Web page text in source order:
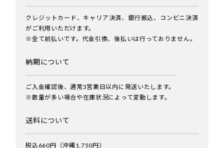
クレジットカード、キャリア決済、銀行振込、コンビニ決済
がご利用いただけます。
※全て前払いです。代金引換、後払いは行っておりません。
納期について
ご入金確認後、通常3営業日以内に発送いたします。
※数量が多い場合や在庫状況によって変動します。
送料について
税込660円（沖縄1,750円）